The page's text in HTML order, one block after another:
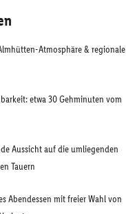
Atmosphäre & regionale
etwa 30 Gehminuten vom
Aussicht auf die umliegenden
Tauern
Abendessen mit freier Wahl von